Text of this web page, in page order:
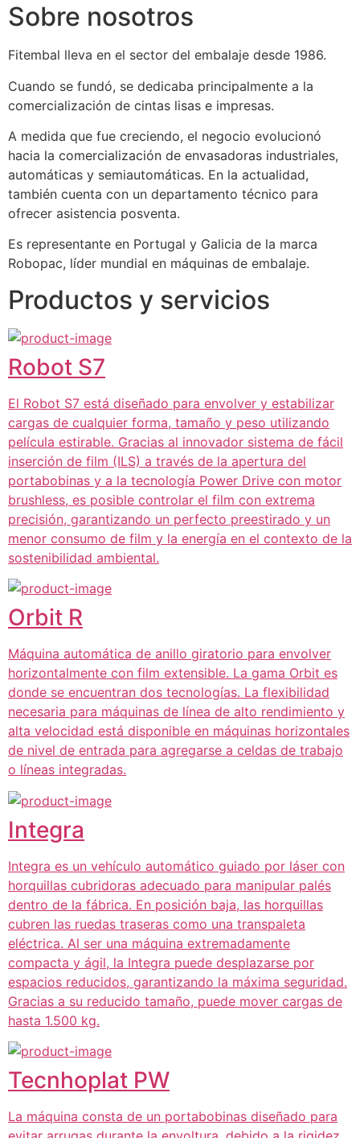
Sobre nosotros
Fitembal lleva en el sector del embalaje desde 1986.
Cuando se fundó, se dedicaba principalmente a la
comercialización de cintas lisas e impresas.
A medida que fue creciendo, el negocio evolucionó
hacia la comercialización de envasadoras industriales,
automáticas y semiautomáticas. En la actualidad,
también cuenta con un departamento técnico para
ofrecer asistencia posventa.
Es representante en Portugal y Galicia de la marca
Robopac, líder mundial en máquinas de embalaje.
Productos y servicios
Robot S7
El Robot S7 está diseñado para envolver y estabilizar
cargas de cualquier forma, tamaño y peso utilizando
película estirable. Gracias al innovador sistema de fácil
inserción de film (ILS) a través de la apertura del
portabobinas y a la tecnología Power Drive con motor
brushless, es posible controlar el film con extrema
precisión, garantizando un perfecto preestirado y un
menor consumo de film y la energía en el contexto de la
sostenibilidad ambiental.
Orbit R
Máquina automática de anillo giratorio para envolver
horizontalmente con film extensible. La gama Orbit es
donde se encuentran dos tecnologías. La flexibilidad
necesaria para máquinas de línea de alto rendimiento y
alta velocidad está disponible en máquinas horizontales
de nivel de entrada para agregarse a celdas de trabajo
o líneas integradas.
Integra
Integra es un vehículo automático guiado por láser con
horquillas cubridoras adecuado para manipular palés
dentro de la fábrica. En posición baja, las horquillas
cubren las ruedas traseras como una transpaleta
eléctrica. Al ser una máquina extremadamente
compacta y ágil, la Integra puede desplazarse por
espacios reducidos, garantizando la máxima seguridad.
Gracias a su reducido tamaño, puede mover cargas de
hasta 1.500 kg.
Tecnhoplat PW
La máquina consta de un portabobinas diseñado para